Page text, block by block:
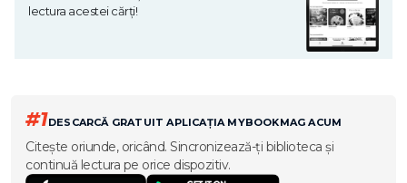
lectura acestei cărți!
#1DESCARCĂ GRATUIT APLICAȚIA MYBOOKMAG ACUM
Citește oriunde, oricând. Sincronizează-ți biblioteca și
continuă lectura pe orice dispozitiv.